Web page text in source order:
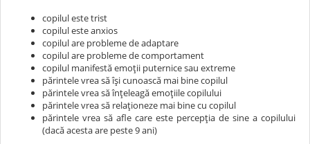
copilul este trist
copilul este anxios
copilul are probleme de adaptare
copilul are probleme de comportament
copilul manifestă emoţii puternice sau extreme
părintele vrea să îşi cunoască mai bine copilul
părintele vrea să înţeleagă emoţiile copilului
părintele vrea să relaţioneze mai bine cu copilul
părintele vrea să afle care este percepţia de sine a copilului
(dacă acesta are peste 9 ani)